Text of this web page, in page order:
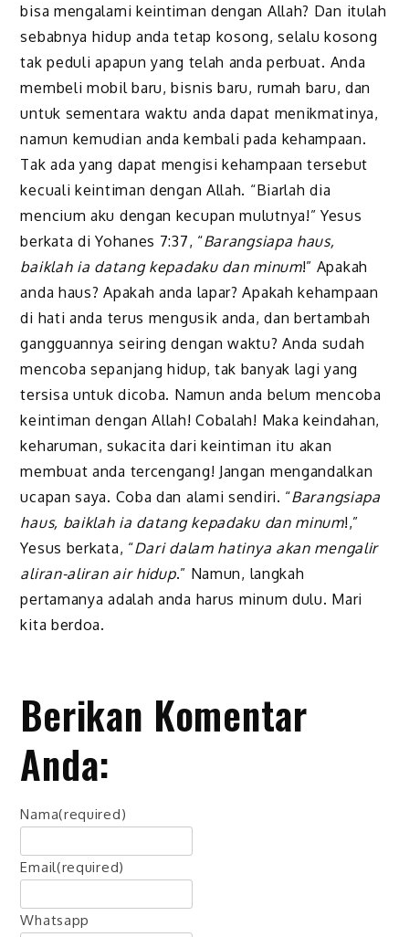
bisa mengalami keintiman dengan Allah? Dan itulah
sebabnya hidup anda tetap kosong, selalu kosong
tak peduli apapun yang telah anda perbuat. Anda
membeli mobil baru, bisnis baru, rumah baru, dan
untuk sementara waktu anda dapat menikmatinya,
namun kemudian anda kembali pada kehampaan.
Tak ada yang dapat mengisi kehampaan tersebut
kecuali keintiman dengan Allah. “Biarlah dia
mencium aku dengan kecupan mulutnya!” Yesus
berkata di Yohanes 7:37, “Barangsiapa haus,
baiklah ia datang kepadaku dan minum!” Apakah
anda haus? Apakah anda lapar? Apakah kehampaan
di hati anda terus mengusik anda, dan bertambah
gangguannya seiring dengan waktu? Anda sudah
mencoba sepanjang hidup, tak banyak lagi yang
tersisa untuk dicoba. Namun anda belum mencoba
keintiman dengan Allah! Cobalah! Maka keindahan,
keharuman, sukacita dari keintiman itu akan
membuat anda tercengang! Jangan mengandalkan
ucapan saya. Coba dan alami sendiri. “Barangsiapa
haus, baiklah ia datang kepadaku dan minum!,”
Yesus berkata, “Dari dalam hatinya akan mengalir
aliran-aliran air hidup.” Namun, langkah
pertamanya adalah anda harus minum dulu. Mari
kita berdoa.
Berikan Komentar
Anda:
Nama(required)
Email(required)
Whatsapp